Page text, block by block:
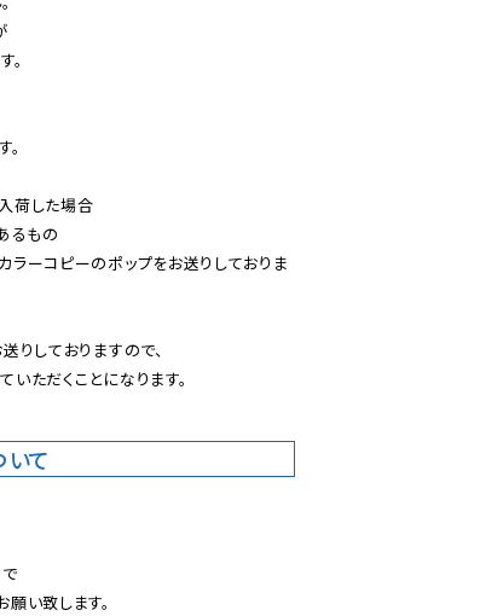
。
荷した場合
るもの
ラーコピーのポップをお送りしておりま
りしておりますので、
ただくことになります。
て
い致します。